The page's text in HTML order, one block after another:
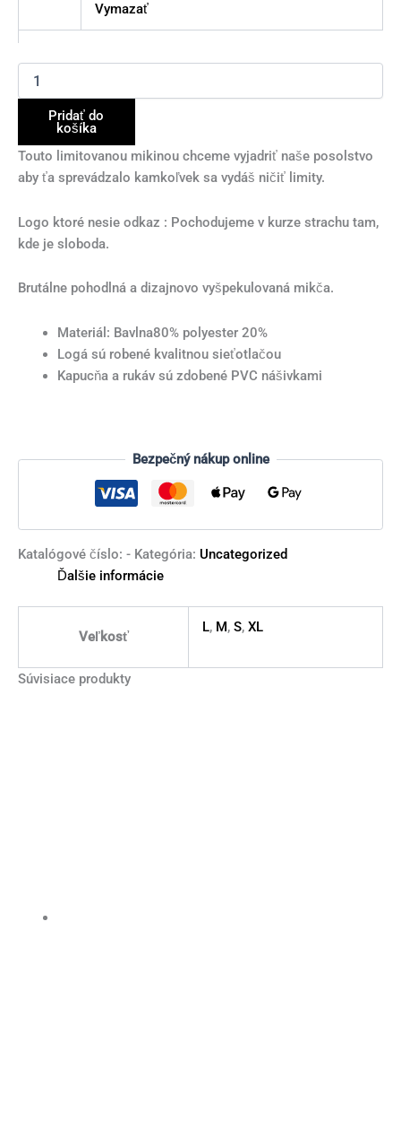
Vymazať
Pridať do
košíka
Touto limitovanou mikinou chceme vyjadriť naše posolstvo
aby ťa sprevádzalo kamkoľvek sa vydáš ničiť limity.
Logo ktoré nesie odkaz : Pochodujeme v kurze strachu tam,
kde je sloboda.
Brutálne pohodlná a dizajnovo vyšpekulovaná mikča.
Materiál: Bavlna80% polyester 20%
Logá sú robené kvalitnou sieťotlačou
Kapucňa a rukáv sú zdobené PVC nášivkami
Bezpečný nákup online
Katalógové číslo: - Kategória: Uncategorized
Ďalšie informácie
Veľkosť
L, M, S, XL
Súvisiace produkty